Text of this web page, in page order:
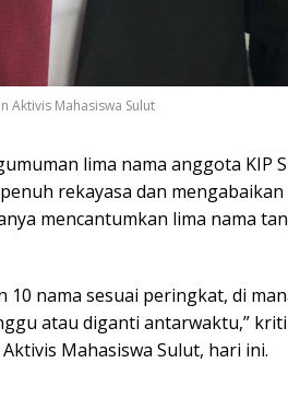
Aktivis Mahasiswa Sulut
lima nama anggota KIP
rekayasa dan mengabaikan
mencantumkan lima nama
10 nama sesuai peringkat, di
atau diganti antarwaktu,”
Mahasiswa Sulut, hari ini.